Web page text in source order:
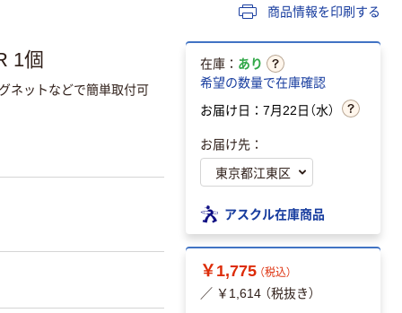
商品情報を印刷する
1個
ネットなどで簡単取付可
在庫： あり
希望の数量で在庫確認
お届け日：7月22日（水）
お届け先：
アスクル在庫商品
￥1,775 （税込）
／ ￥1,614 （税抜き）